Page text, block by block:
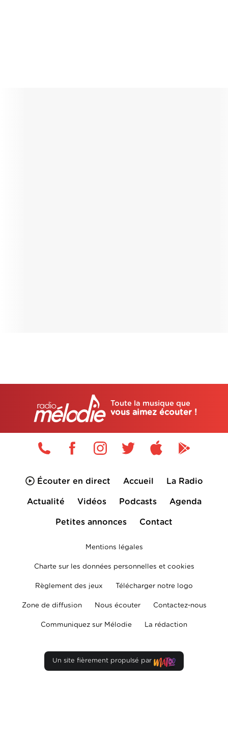
Toute la musique que
vous aimez écouter !
Écouter en direct Accueil La Radio
Actualité Vidéos Podcasts Agenda
Petites annonces Contact
Mentions légales
Charte sur les données personnelles et cookies
Règlement des jeux Télécharger notre logo
Zone de diffusion Nous écouter Contactez-nous
Communiquez sur Mélodie La rédaction
Un site fièrement propulsé par